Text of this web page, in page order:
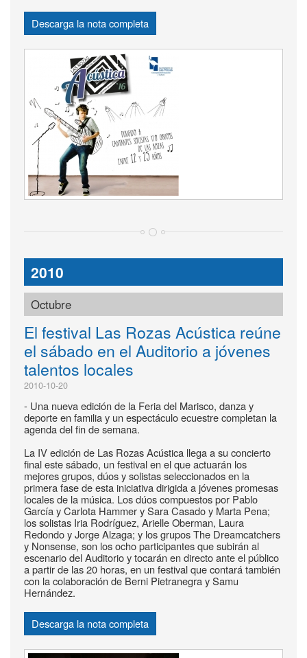
Descarga la nota completa
2010
Octubre
El festival Las Rozas Acústica reúne
el sábado en el Auditorio a jóvenes
talentos locales
2010-10-20
- Una nueva edición de la Feria del Marisco, danza y
deporte en familia y un espectáculo ecuestre completan la
agenda del fin de semana.
La IV edición de Las Rozas Acústica llega a su concierto
final este sábado, un festival en el que actuarán los
mejores grupos, dúos y solistas seleccionados en la
primera fase de esta iniciativa dirigida a jóvenes promesas
locales de la música. Los dúos compuestos por Pablo
García y Carlota Hammer y Sara Casado y Marta Pena;
los solistas Iria Rodríguez, Arielle Oberman, Laura
Redondo y Jorge Alzaga; y los grupos The Dreamcatchers
y Nonsense, son los ocho participantes que subirán al
escenario del Auditorio y tocarán en directo ante el público
a partir de las 20 horas, en un festival que contará también
con la colaboración de Berni Pietranegra y Samu
Hernández.
Descarga la nota completa